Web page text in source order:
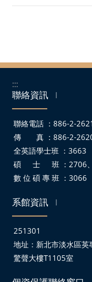
:::
聯絡資訊 ｜
聯絡電話 ：886-2-
傳 真 ：886-2-
全英語學士班 ：3663
碩 士 班 ：2706
數 位 碩 專 班 ：3066
系館資訊 ｜
251301
地址： 新北市淡水區英
驚聲大樓T1105室